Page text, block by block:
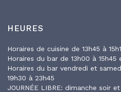
HEURES
Horaires de cuisine de 13h45 à
Horaires du bar de 13h00 à
Horaires du bar vendredi et
19h30 à 23h45
JOURNÉE LIBRE: dimanche soir